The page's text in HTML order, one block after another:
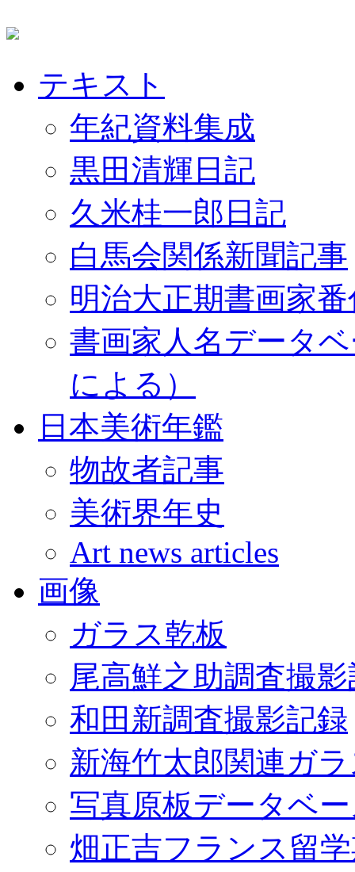
テキスト
年紀資料集成
黒田清輝日記
久米桂一郎日記
白馬会関係新聞記事
明治大正期書画家
書画家人名データ
による）
日本美術年鑑
物故者記事
美術界年史
Art news articles
画像
ガラス乾板
尾高鮮之助調査撮
和田新調査撮影記録
新海竹太郎関連ガ
写真原板データベ
畑正吉フランス留